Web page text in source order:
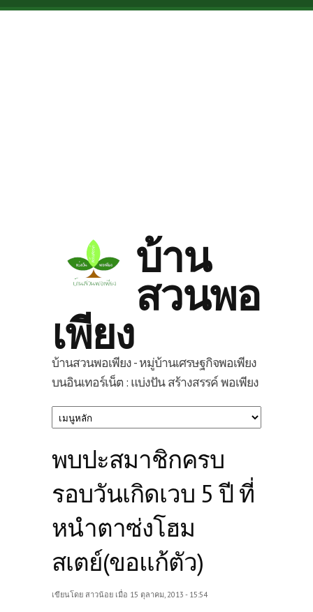
Skip to main content
บ้าน
สวนพอ
เพียง
บ้านสวนพอเพียง - หมู่บ้านเศรษฐกิจพอเพียง
บนอินเทอร์เน็ต : แบ่งปัน สร้างสรรค์ พอเพียง
พบปะสมาชิกครบ
รอบวันเกิดเวบ 5 ปี ที่
หนำตาซ่งโฮม
สเตย์(ขอแก้ตัว)
เขียนโดย สาวน้อย เมื่อ 15 ตุลาคม, 2013 - 15:54